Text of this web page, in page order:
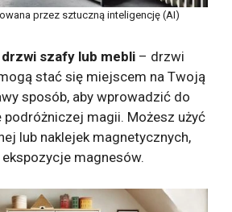
przez sztuczną inteligencję (AI)
szafy lub mebli – drzwi
stać się miejscem na Twoją
sposób, aby wprowadzić do
magii. Możesz użyć
lub naklejek magnetycznych,
magnesów.